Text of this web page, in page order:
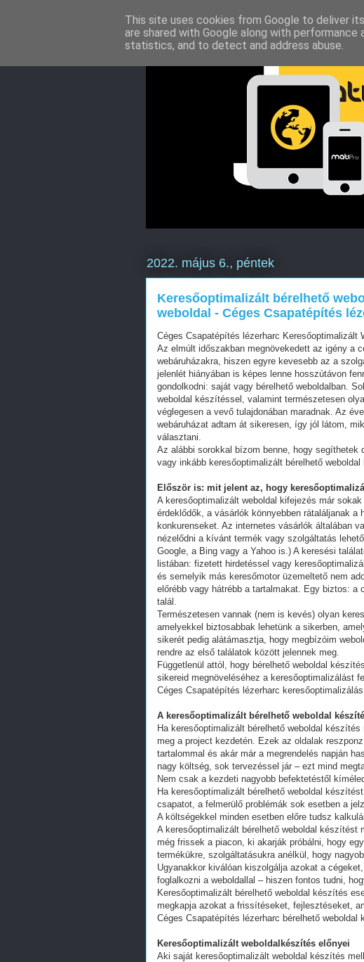
2022. május 6., péntek
Keresőoptimalizált bérelhető
weboldal - Céges Csapatépítés
Céges Csapatépítés lézerharc Keresőoptimalizált
Az elmúlt időszakban megnövekedett az igény a
webáruházakra, hiszen egyre kevesebb az a
jelenlét hiányában is képes lenne hosszútávon
gondolkodni: saját vagy bérelhető weboldalban.
weboldal készítéssel, valamint természetesen
véglegesen a vevő tulajdonában maradnak. Az
webáruházat adtam át sikeresen, így jól látom,
választani.
Az alábbi sorokkal bízom benne, hogy segíthetek
vagy inkább keresőoptimalizált bérelhető
Először is: mit jelent az, hogy
A keresőoptimalizált weboldal kifejezés már
érdeklődők, a vásárlók könnyebben rátaláljanak
konkurenseket. Az internetes vásárlók általában
nézelődni a kívánt termék vagy szolgáltatás
Google, a Bing vagy a Yahoo is.) A keresési
listában: fizetett hirdetéssel vagy
és semelyik más keresőmotor üzemeltető nem
előrébb vagy hátrébb a tartalmakat. Egy biztos:
talál.
Természetesen vannak (nem is kevés) olyan
amelyekkel biztosabbak lehetünk a sikerben,
sikerét pedig alátámasztja, hogy megbízóim
rendre az első találatok között jelennek meg.
Függetlenül attól, hogy bérelhető weboldal
sikereid megnöveléséhez a keresőoptimalizálást
Céges Csapatépítés lézerharc keresőoptimalizálás
A keresőoptimalizált bérelhető weboldal
Ha keresőoptimalizált bérelhető weboldal
meg a project kezdetén. Ezek az oldalak
tartalommal és akár már a megrendelés napján
nagy költség, sok tervezéssel jár – ezt mind
Nem csak a kezdeti nagyobb befektetéstől
Ha keresőoptimalizált bérelhető weboldal
csapatot, a felmerülő problémák sok esetben a
A költségekkel minden esetben előre tudsz
A keresőoptimalizált bérelhető weboldal készítést
még frissek a piacon, ki akarják próbálni, hogy
termékükre, szolgáltatásukra anélkül, hogy
Ugyanakkor kiválóan kiszolgálja azokat a
foglalkozni a weboldallal – hiszen fontos tudni,
Keresőoptimalizált bérelhető weboldal készítés
megkapja azokat a frissítéseket, fejlesztéseket,
Céges Csapatépítés lézerharc bérelhető weboldal
Keresőoptimalizált weboldalkészítés előnyei
Aki saját keresőoptimalizált weboldal készítés
This site uses cookies from Google to deliver
are shared with Google along with
statistics, and to detect and address abuse.